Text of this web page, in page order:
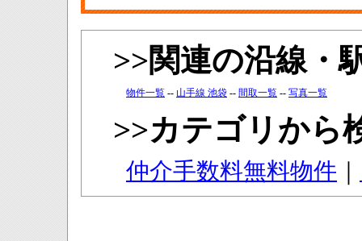
>>関連の沿線・
物件一覧 -- 山手線 池袋 -- 間取一覧 -- 写真一覧
>>カテゴリから
仲介手数料無料物件 ｜